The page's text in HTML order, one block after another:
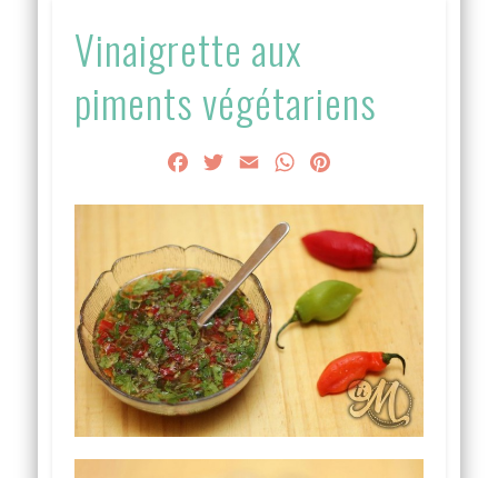
Vinaigrette aux
piments végétariens
FacebookTwitter
Email WhatsApp